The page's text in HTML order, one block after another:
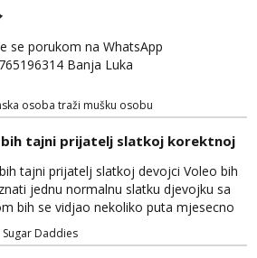
se porukom na WhatsApp
Banja Luka
osoba traži mušku osobu
bih tajni prijatelj slatkoj korektnoj
tajni prijatelj slatkoj devojci Voleo bih
jednu normalnu slatku djevojku sa
bih se vidjao nekoliko puta mjesecno
Bio bih podrska bio bih prijatelj i
vjetar u ledja kadgod treba nagrada
Sugar Daddies